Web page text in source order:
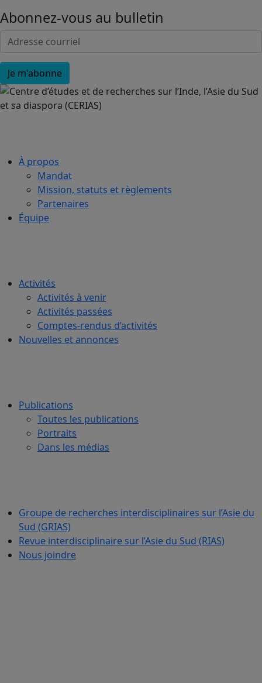
Abonnez-vous au bulletin
À propos
Mandat
Mission, statuts et règlements
Partenaires
Équipe
Activités
Activités à venir
Activités passées
Comptes-rendus d’activités
Nouvelles et annonces
Publications
Toutes les publications
Portraits
Dans les médias
Groupe de recherches interdisciplinaires sur l’Asie du
Sud (GRIAS)
Revue interdisciplinaire sur l’Asie du Sud (RIAS)
Nous joindre